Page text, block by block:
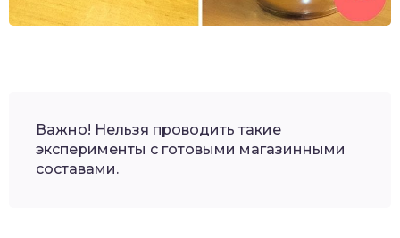
Важно! Нельзя проводить такие
эксперименты с готовыми магазинными
составами.